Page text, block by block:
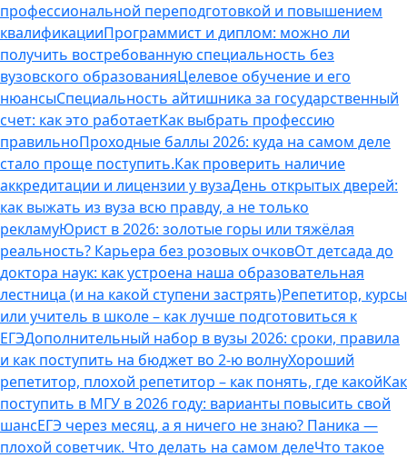
профессиональной переподготовкой и повышением
квалификацииПрограммист и диплом: можно ли
получить востребованную специальность без
вузовского образованияЦелевое обучение и его
нюансыСпециальность айтишника за государственный
счет: как это работаетКак выбрать профессию
правильноПроходные баллы 2026: куда на самом деле
стало проще поступить.Как проверить наличие
аккредитации и лицензии у вузаДень открытых дверей:
как выжать из вуза всю правду, а не только
рекламуЮрист в 2026: золотые горы или тяжёлая
реальность? Карьера без розовых очковОт детсада до
доктора наук: как устроена наша образовательная
лестница (и на какой ступени застрять)Репетитор, курсы
или учитель в школе – как лучше подготовиться к
ЕГЭДополнительный набор в вузы 2026: сроки, правила
и как поступить на бюджет во 2‑ю волнуХороший
репетитор, плохой репетитор – как понять, где какойКак
поступить в МГУ в 2026 году: варианты повысить свой
шансЕГЭ через месяц, а я ничего не знаю? Паника —
плохой советчик. Что делать на самом делеЧто такое